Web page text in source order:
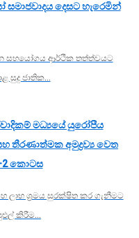
දෙසට හැරෙමින්
වන සහයෝගය ආර්ථික තත්ත්වයට
සුදු ජාතික…
මධ්‍යයේ යුරෝපීය
තීරණාත්මක අමුද්‍රව්‍ය වෙත
කොටස
ශ්‍රමය සුරක්ෂිත කර ගැනීමට
කිරීම…